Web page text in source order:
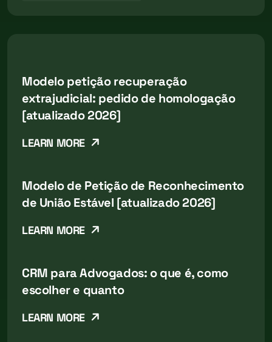
Modelo petição recuperação
extrajudicial: pedido de homologação
[atualizado 2026]
LEARN MORE
Modelo de Petição de Reconhecimento
de União Estável [atualizado 2026]
LEARN MORE
CRM para Advogados: o que é, como
escolher e quanto
LEARN MORE